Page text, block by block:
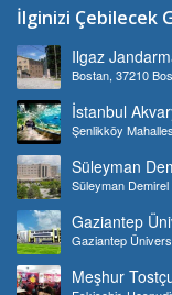
İlginizi Çebilecek
Ilgaz
Bostan, 37210
İstanbul
Şenlikköy
Süleyman
Süleyman
Gaziantep
Gaziantep
Meşhur